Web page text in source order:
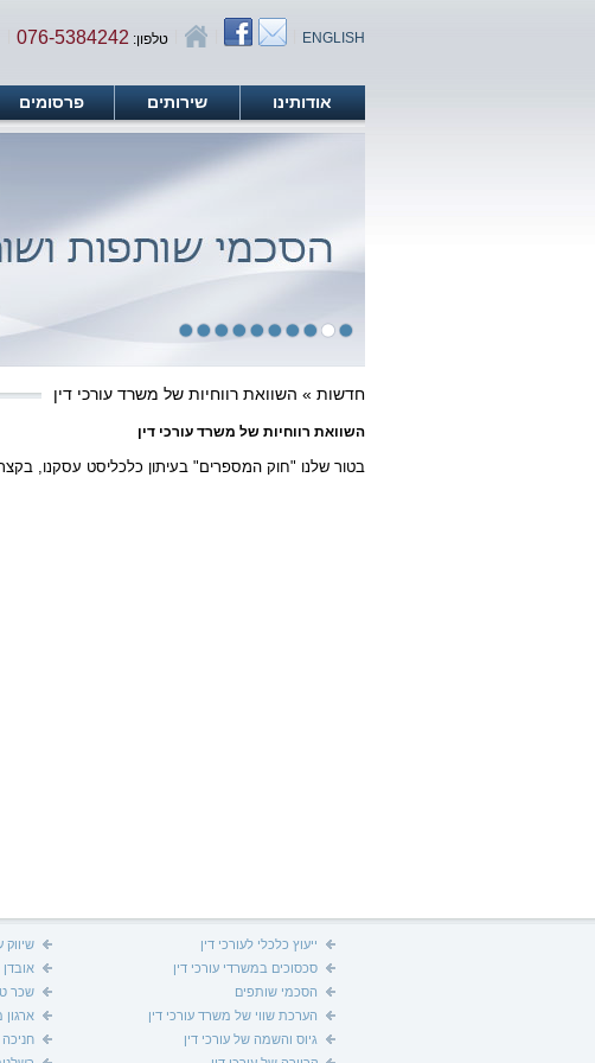
ENGLISH טלפון: 076-5384242
אודותינו שירותים פרסומים
חדשות » השוואת רווחיות של משרד עורכי דין
השוואת רווחיות של משרד עורכי דין
בטור שלנו "חוק המספרים" בעיתון כלכליסט עסקנו,
ייעוץ כלכלי לעורכי דין
סכסוכים במשרדי עורכי דין
הסכמי שותפים
הערכת שווי של משרד עורכי דין
גיוס והשמה של עורכי דין
שיווק
שכר
ארגון
חניכה